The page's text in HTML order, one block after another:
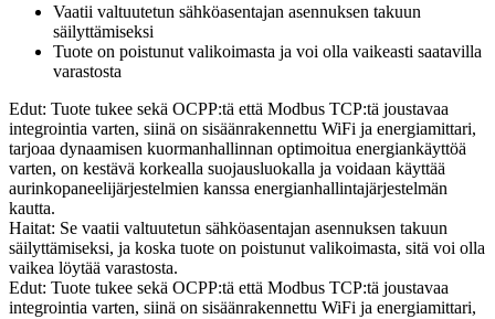
Vaatii valtuutetun sähköasentajan asennuksen takuun
säilyttämiseksi
Tuote on poistunut valikoimasta ja voi olla vaikeasti saatavilla
varastosta
Edut: Tuote tukee sekä OCPP:tä että Modbus TCP:tä joustavaa
integrointia varten, siinä on sisäänrakennettu WiFi ja energiamittari,
tarjoaa dynaamisen kuormanhallinnan optimoitua energiankäyttöä
varten, on kestävä korkealla suojausluokalla ja voidaan käyttää
aurinkopaneelijärjestelmien kanssa energianhallintajärjestelmän
kautta.
Haitat: Se vaatii valtuutetun sähköasentajan asennuksen takuun
säilyttämiseksi, ja koska tuote on poistunut valikoimasta, sitä voi olla
vaikea löytää varastosta.
Edut: Tuote tukee sekä OCPP:tä että Modbus TCP:tä joustavaa
integrointia varten, siinä on sisäänrakennettu WiFi ja energiamittari,